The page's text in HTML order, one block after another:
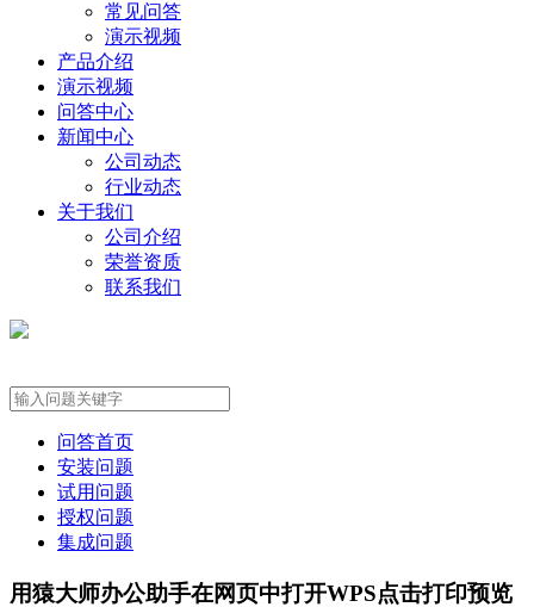
常见问答
演示视频
产品介绍
演示视频
问答中心
新闻中心
公司动态
行业动态
关于我们
公司介绍
荣誉资质
联系我们
问答首页
安装问题
试用问题
授权问题
集成问题
用猿大师办公助手在网页中打开WPS点击打印预览